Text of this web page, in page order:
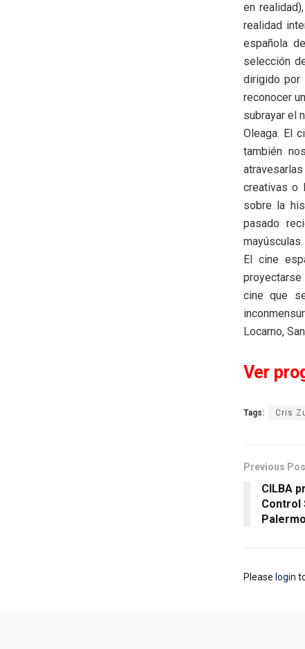
en
realidad
española
selección
dirigido por
reconocer
subrayar el
Oleaga. El
también
creativas o
sobre la
pasado
mayúsculas.
El cine
proyectarse
cine que
Locarno,
Ver
Tags: Cris
Previous
CILBA
Control
Palermo
Please login